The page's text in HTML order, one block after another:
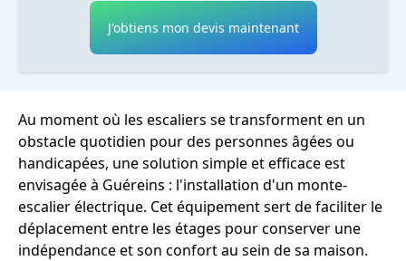
J'obtiens mon devis maintenant
Au moment où les escaliers se transforment en un
obstacle quotidien pour des personnes âgées ou
handicapées, une solution simple et efficace est
envisagée à Guéreins : l'installation d'un monte-
escalier électrique. Cet équipement sert de faciliter le
déplacement entre les étages pour conserver une
indépendance et son confort au sein de sa maison.